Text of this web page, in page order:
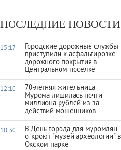
ПОСЛЕДНИЕ НОВОСТИ
15:17
Городские дорожные службы
приступили к асфальтировке
дорожного покрытия в
Центральном посёлке
12:10
70-летняя жительница
Мурома лишилась почти
миллиона рублей из-за
действий мошенников
10:30
В День города для муромлян
откроют "музей археологии" в
Окском парке